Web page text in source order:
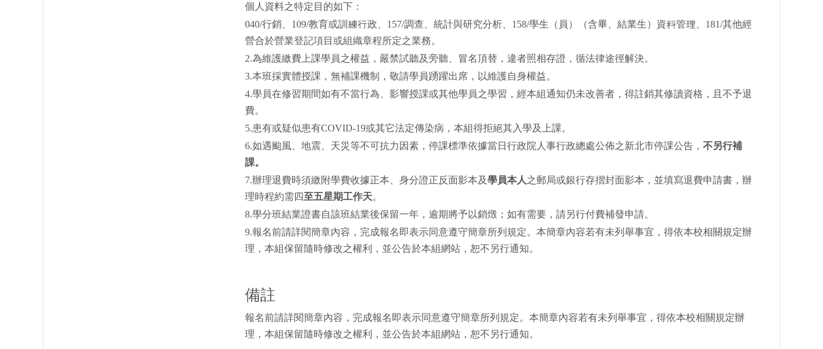
個人資料之特定目的如下：
040/行銷、109/教育或訓練行政、157/調查、統計與研究分析、158/學生（員）（含畢、結業生）資料管理、181/其他經
營合於營業登記項目或組織章程所定之業務。
2.為維護繳費上課學員之權益，嚴禁試聽及旁聽、冒名頂替，違者照相存證，循法律途徑解決。
3.本班採實體授課，無補課機制
，敬請學員踴躍出席，以維護自身權益。
4.學員在修習期間如有不當行為、影響授課或其他學員之學習，經本組通知仍未改善者，得註銷其修讀資格，且不予退
費。
5.患有或疑似患有COVID-19或其它法定傳染病，本組得拒絕其入學及上課。
6.如遇颱風、地震、天災等不可抗力因素，停課標準依據當日行政院人事行政總處公佈之新北市停課公告， 不另行補
課。
7.辦理退費時須繳附學費收據正本、身分證正反面影本及學員本人之郵局或銀行存摺封面影本，並填寫退費申請書，辦
理時程約需 四至五星期工作天。
8.學分班結業證書自該班結業後保留一年，逾期將予以銷燬；如有需要，請另行付費補發申請。
9.報名前請詳閱簡章內容，完成報名即表示同意遵守簡章所列規定。本簡章內容若有未列舉事宜，得依本校相關規定辦
理，本組保留隨時修改之權利，並公告於本組網站，恕不另行通知。
備註
報名前請詳閱簡章內容，完成報名即表示同意遵守簡章所列規定。本簡章內容若有未列舉事宜，得依本校相關規定辦
理，本組保留隨時修改之權利，並公告於本組網站，恕不另行通知。